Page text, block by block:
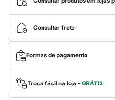
Jeans
Macacões
Saias
Shorts e Bermudas
Vestidos
Acessórios
Bolsas
Bonés e Chapéus
Bijoux
Cintos
Óculos
Consultar frete
Formas de pagamento
Troca fácil na loja - GRÁTIS